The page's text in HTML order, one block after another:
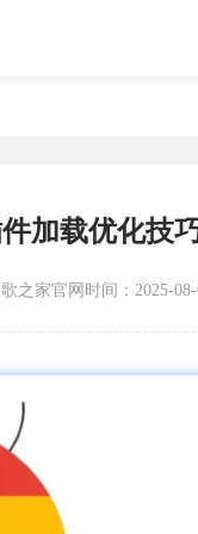
加载优化技
之家官网 时间：2025-